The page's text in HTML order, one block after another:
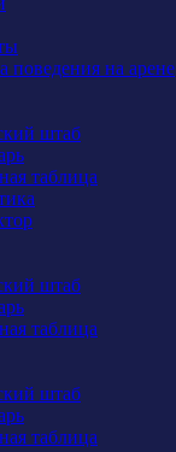
поведения на арене
штаб
таблица
штаб
таблица
штаб
таблица